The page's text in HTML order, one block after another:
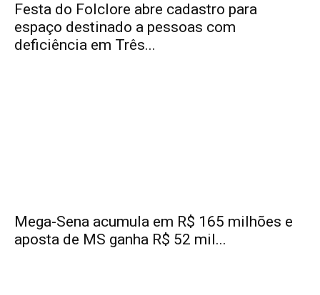
Festa do Folclore abre cadastro para
espaço destinado a pessoas com
deficiência em Três...
Mega-Sena acumula em R$ 165 milhões e
aposta de MS ganha R$ 52 mil...